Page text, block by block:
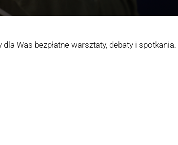
Was bezpłatne warsztaty, debaty i spotkania.